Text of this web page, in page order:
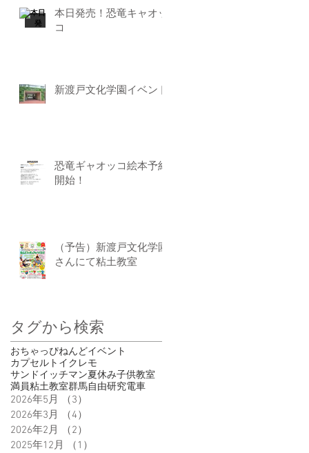
本日発売！恐竜キャオッ
コ
新渡戸文化学園イベント
恐竜ギャオッコ絵本予約
開始！
（予告）新渡戸文化学園
さんにて粘土教室
タグから検索
2026年5月 （3）
2026年3月
（4）
2026年2月
（2）
2025年12月
（1）
おちゃっぴねんどイベント
カプセルトイクレモ
サンドイッチマン夏休み子供教室
満員粘土教室群馬自由研究電車